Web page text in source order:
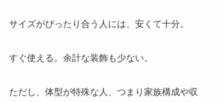
サイズがぴったり合う人には、安くて十分。
すぐ使える。余計な装飾も少ない。
ただし、体型が特殊な人、つまり家族構成や収